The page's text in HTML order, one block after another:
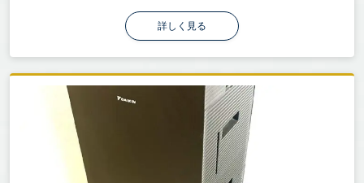
詳しく見る